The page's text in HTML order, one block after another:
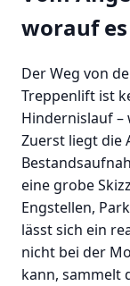
worauf
Der Weg von
Treppenlift ist
Hindernislauf –
Zuerst liegt die
eine grobe
Engstellen,
lässt sich ein
nicht bei der
kann, sammelt